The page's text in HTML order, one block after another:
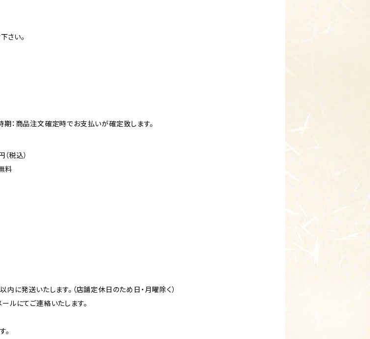
さい。
期：商品注文確定時でお支払いが確定致します。
税込）
料
に発送いたします。（店舗定休日のため日・月曜除く）
ルにてご連絡いたします。
。